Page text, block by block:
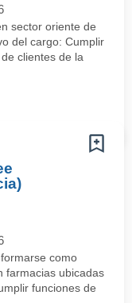
sector oriente de
del cargo: Cumplir
clientes de la
como
farmacias ubicadas
funciones de